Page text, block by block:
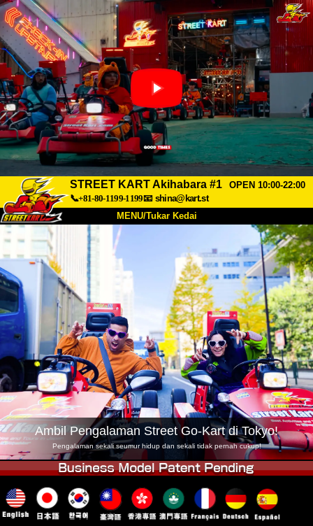
STREET KART Akihabara #1
OPEN 10:00-22:00
📞+81-80-1199-1199📧 shina@kart.st
MENU/Tukar Kedai
Tentang Spesifikasi Harga
Akses Soalan Lazim
Syarikat Tempahan
Tukar Kedai
Tokyo Shinagawa Tokyo Akihabara#1
Tokyo Akihabara#2 Tokyo Shibuya
Tokyo Shibuya Annex Tokyo Bay
Tokyo Asakusa Osaka
Okinawa
Ambil Pengalaman Street Go-Kart di Tokyo!
Pengalaman sekali seumur hidup dan sekali tidak pernah cukup!